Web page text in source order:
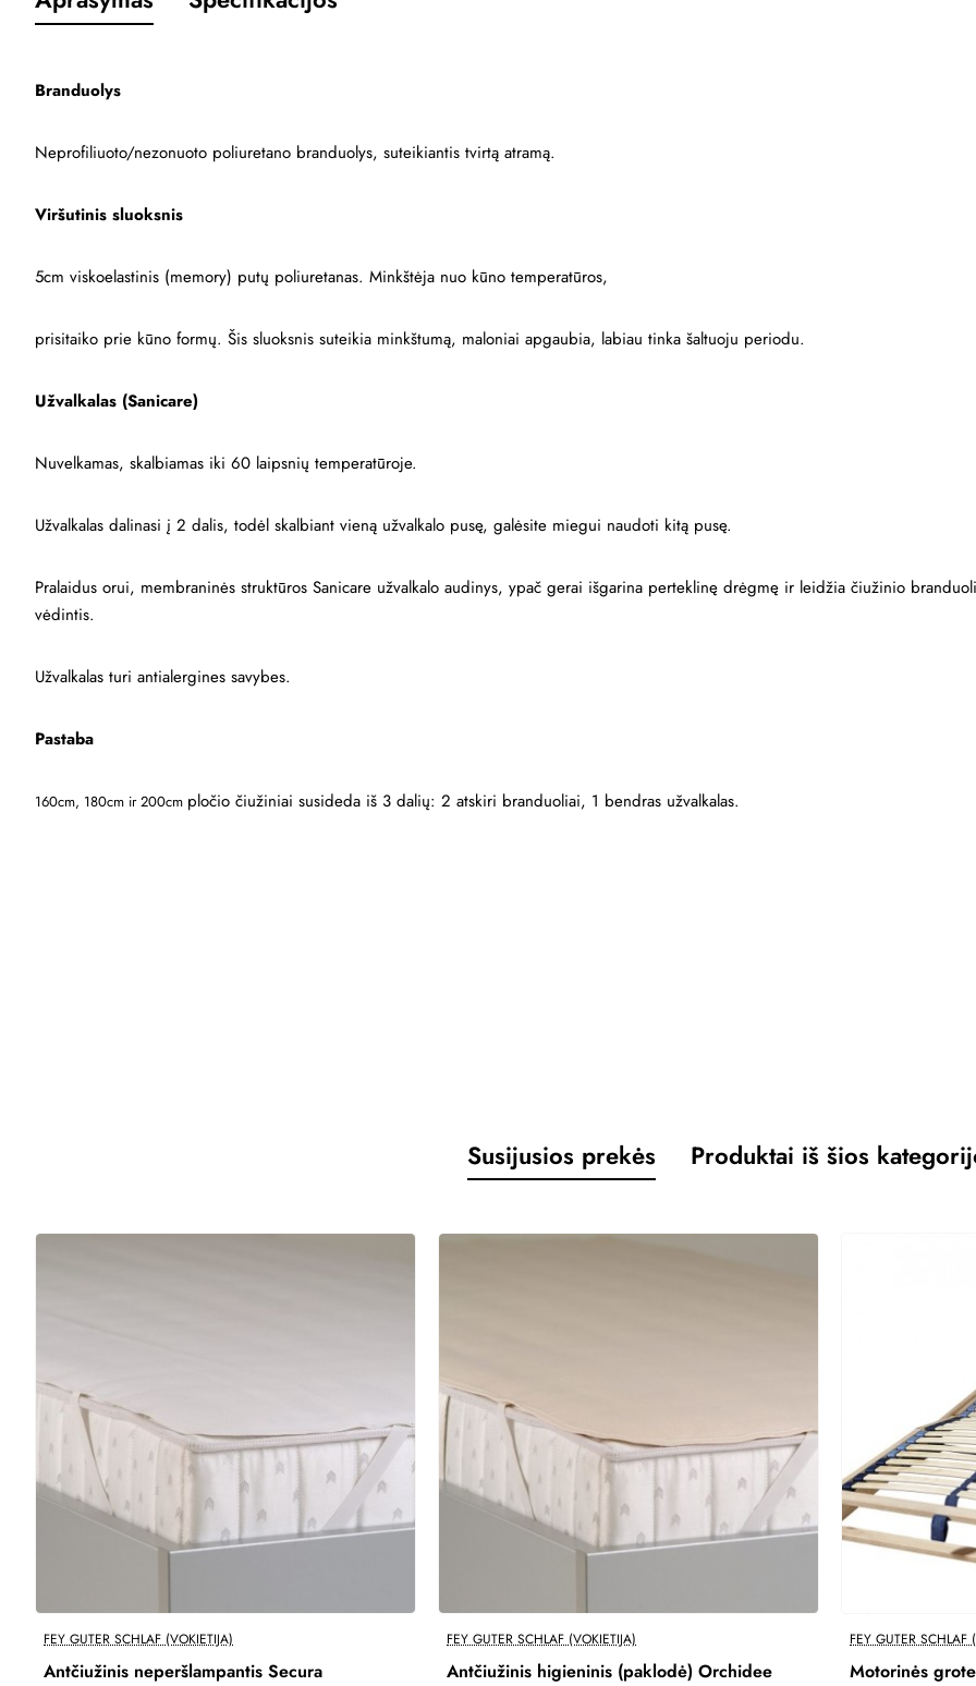
Branduolys
Neprofiliuoto/nezonuoto poliuretano branduolys, suteikiantis tvirtą atramą.
Viršutinis sluoksnis
5cm viskoelastinis (memory) putų poliuretanas. Minkštėja nuo kūno temperatūros,
prisitaiko prie kūno formų. Šis sluoksnis suteikia minkštumą, maloniai apgaubia, labiau tinka šaltuoju periodu.
Užvalkalas (Sanicare)
Nuvelkamas, skalbiamas iki 60 laipsnių temperatūroje.
Užvalkalas dalinasi į 2 dalis, todėl skalbiant vieną užvalkalo pusę, galėsite miegui naudoti kitą pusę.
Pralaidus orui, membraninės struktūros Sanicare užvalkalo audinys, ypač gerai išgarina perteklinę drėgmę ir leidžia čiužinio
vėdintis.
Užvalkalas turi antialergines savybes.
Pastaba
160cm, 180cm ir 200cm pločio čiužiniai susideda iš 3 dalių: 2 atskiri branduoliai, 1 bendras užvalkalas.
Susijusios prekės Produktai iš šios
FEY GUTER SCHLAF (VOKIETIJA)
Antčiužinis neperšlampantis Secura
FEY GUTER SCHLAF (VOKIETIJA)
Antčiužinis higieninis (paklodė) Orchidee
-30%
FEY GUTER SCHLAF
Motorinės